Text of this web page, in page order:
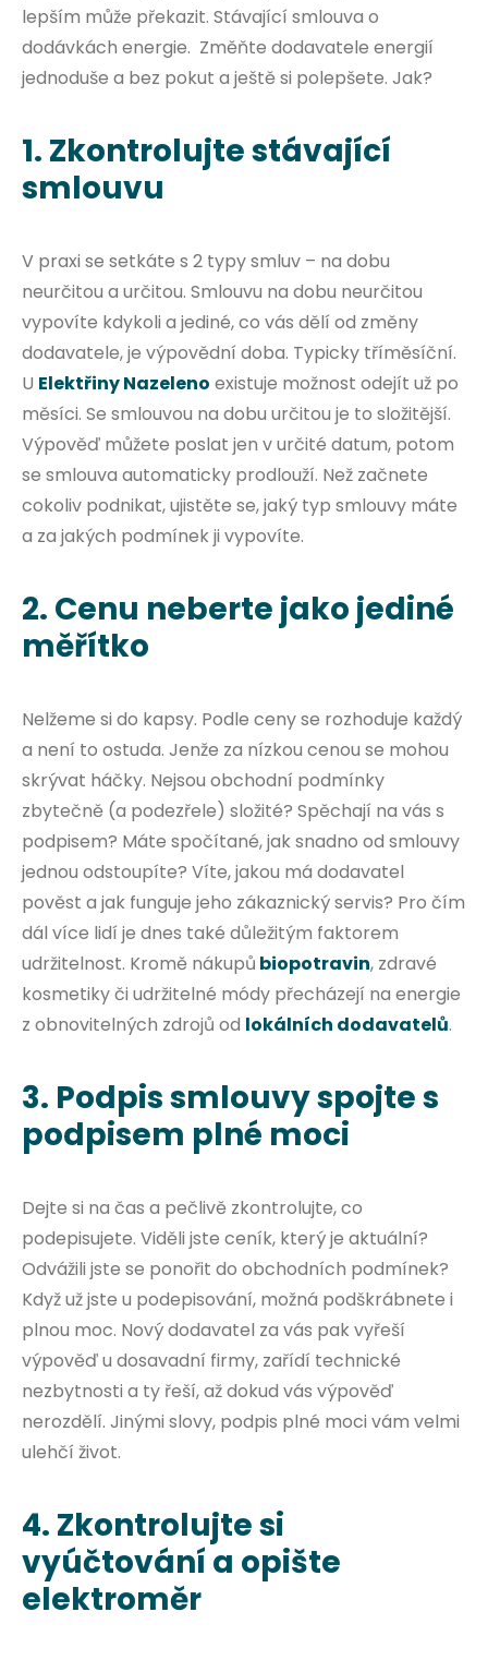
lepším může překazit. Stávající smlouva o
dodávkách energie. Změňte dodavatele energií
jednoduše a bez pokut a ještě si polepšete. Jak?
1. Zkontrolujte stávající
smlouvu
V praxi se setkáte s 2 typy smluv – na dobu
neurčitou a určitou. Smlouvu na dobu neurčitou
vypovíte kdykoli a jediné, co vás dělí od změny
dodavatele, je výpovědní doba. Typicky tříměsíční.
U Elektřiny Nazeleno existuje možnost odejít už po
měsíci. Se smlouvou na dobu určitou je to složitější.
Výpověď můžete poslat jen v určité datum, potom
se smlouva automaticky prodlouží. Než začnete
cokoliv podnikat, ujistěte se, jaký typ smlouvy máte
a za jakých podmínek ji vypovíte.
2. Cenu neberte jako jediné
měřítko
Nelžeme si do kapsy. Podle ceny se rozhoduje každý
a není to ostuda. Jenže za nízkou cenou se mohou
skrývat háčky. Nejsou obchodní podmínky
zbytečně (a podezřele) složité? Spěchají na vás s
podpisem? Máte spočítané, jak snadno od smlouvy
jednou odstoupíte? Víte, jakou má dodavatel
pověst a jak funguje jeho zákaznický servis? Pro čím
dál více lidí je dnes také důležitým faktorem
udržitelnost. Kromě nákupů biopotravin, zdravé
kosmetiky či udržitelné módy přecházejí na energie
z obnovitelných zdrojů od lokálních dodavatelů.
3. Podpis smlouvy spojte s
podpisem plné moci
Dejte si na čas a pečlivě zkontrolujte, co
podepisujete. Viděli jste ceník, který je aktuální?
Odvážili jste se ponořit do obchodních podmínek?
Když už jste u podepisování, možná podškrábnete i
plnou moc. Nový dodavatel za vás pak vyřeší
výpověď u dosavadní firmy, zařídí technické
nezbytnosti a ty řeší, až dokud vás výpověď
nerozdělí. Jinými slovy, podpis plné moci vám velmi
ulehčí život.
4. Zkontrolujte si
vyúčtování a opište
elektroměr